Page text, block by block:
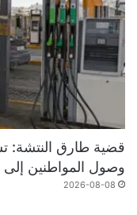
قضية طارق النتشة:
وصول المواطنين إلى
2026-08-08